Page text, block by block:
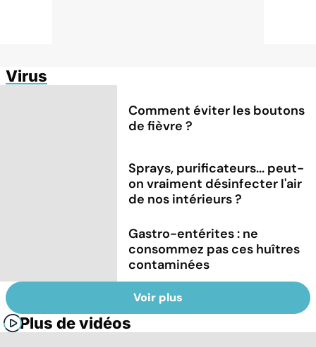
Virus
Comment éviter les boutons
de fièvre ?
Sprays, purificateurs... peut-
on vraiment désinfecter l'air
de nos intérieurs ?
Gastro-entérites : ne
consommez pas ces huîtres
contaminées
Voir plus
Plus de vidéos